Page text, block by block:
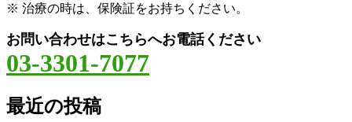
※ 治療の時は、保険証をお持ちください。
お問い合わせはこちらへお電話ください
03-3301-7077
最近の投稿